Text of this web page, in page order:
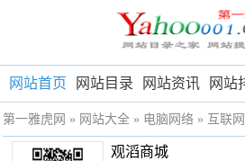
网站首页 网站目录 网站资讯 网站
第一雅虎网 » 网站大全 » 电脑网络 » 互联网
观滔商城